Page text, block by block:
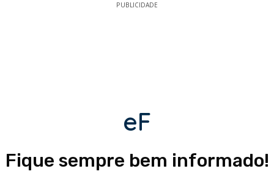
PUBLICIDADE
eF
Fique sempre bem informado!